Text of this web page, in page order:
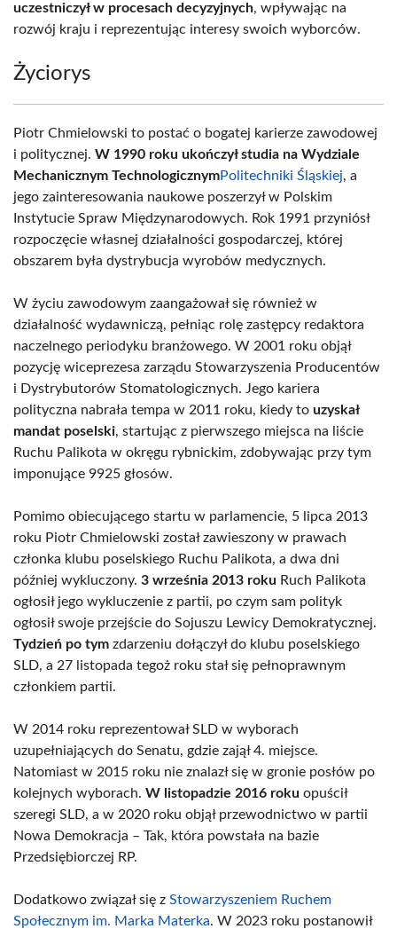
uczestniczył w procesach decyzyjnych, wpływając na
rozwój kraju i reprezentując interesy swoich wyborców.
Życiorys
Piotr Chmielowski to postać o bogatej karierze zawodowej
i politycznej. W 1990 roku ukończył studia na Wydziale
Mechanicznym TechnologicznymPolitechniki Śląskiej, a
jego zainteresowania naukowe poszerzył w Polskim
Instytucie Spraw Międzynarodowych. Rok 1991 przyniósł
rozpoczęcie własnej działalności gospodarczej, której
obszarem była dystrybucja wyrobów medycznych.
W życiu zawodowym zaangażował się również w
działalność wydawniczą, pełniąc rolę zastępcy redaktora
naczelnego periodyku branżowego. W 2001 roku objął
pozycję wiceprezesa zarządu Stowarzyszenia Producentów
i Dystrybutorów Stomatologicznych. Jego kariera
polityczna nabrała tempa w 2011 roku, kiedy to uzyskał
mandat poselski, startując z pierwszego miejsca na liście
Ruchu Palikota w okręgu rybnickim, zdobywając przy tym
imponujące 9925 głosów.
Pomimo obiecującego startu w parlamencie, 5 lipca 2013
roku Piotr Chmielowski został zawieszony w prawach
członka klubu poselskiego Ruchu Palikota, a dwa dni
później wykluczony. 3 września 2013 roku Ruch Palikota
ogłosił jego wykluczenie z partii, po czym sam polityk
ogłosił swoje przejście do Sojuszu Lewicy Demokratycznej.
Tydzień po tym zdarzeniu dołączył do klubu poselskiego
SLD, a 27 listopada tegoż roku stał się pełnoprawnym
członkiem partii.
W 2014 roku reprezentował SLD w wyborach
uzupełniających do Senatu, gdzie zajął 4. miejsce.
Natomiast w 2015 roku nie znalazł się w gronie posłów po
kolejnych wyborach. W listopadzie 2016 roku opuścił
szeregi SLD, a w 2020 roku objął przewodnictwo w partii
Nowa Demokracja – Tak, która powstała na bazie
Przedsiębiorczej RP.
Dodatkowo związał się z Stowarzyszeniem Ruchem
Społecznym im. Marka Materka. W 2023 roku postanowił